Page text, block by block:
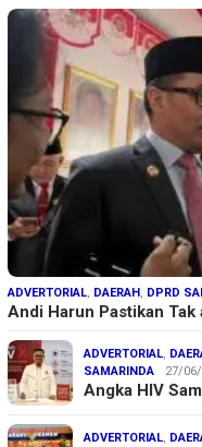
ADVERTORIAL, DAERAH , DPRD
Andi Harun Pastikan
ADVERTORIAL,
SAMARINDA
27/
Angka HIV
ADVERTORIAL,